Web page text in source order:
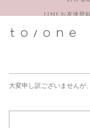
LINE お友達登
【重要】お盆期間中
LINE お友達登
大変申し訳ございませんが